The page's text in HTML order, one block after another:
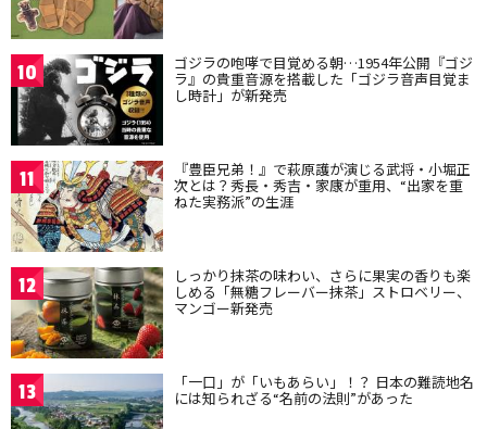
10 ゴジラの咆哮で目覚める朝…1954年公開『ゴジ
ラ』の貴重音源を搭載した「ゴジラ音声目覚ま
し時計」が新発売
11 『豊臣兄弟！』で萩原護が演じる武将・小堀正
次とは？秀長・秀吉・家康が重用、“出家を重
ねた実務派”の生涯
12 しっかり抹茶の味わい、さらに果実の香りも楽
しめる「無糖フレーバー抹茶」ストロベリー、
マンゴー新発売
13 「一口」が「いもあらい」！？ 日本の難読地名
には知られざる“名前の法則”があった